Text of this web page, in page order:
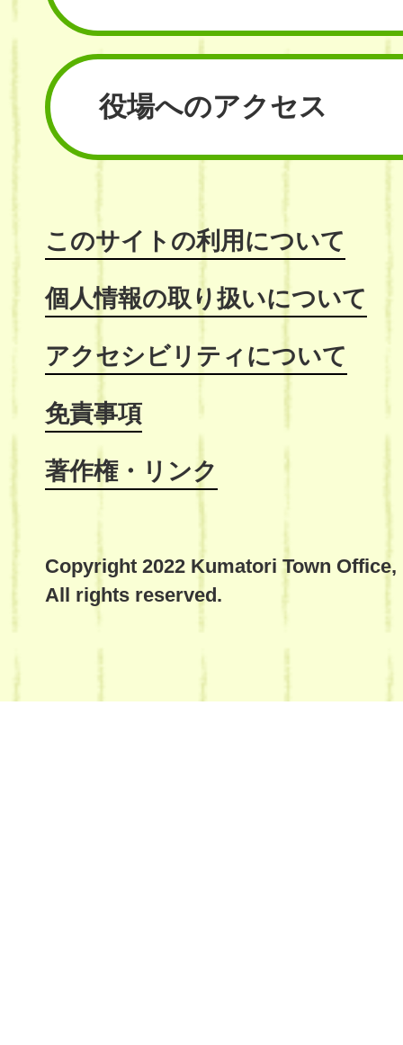
役場へのアクセス
このサイトの利用について
個人情報の取り扱いについて
アクセシビリティについて
免責事項
著作権・リンク
Copyright 2022 Kumatori Town Office,
All rights reserved.